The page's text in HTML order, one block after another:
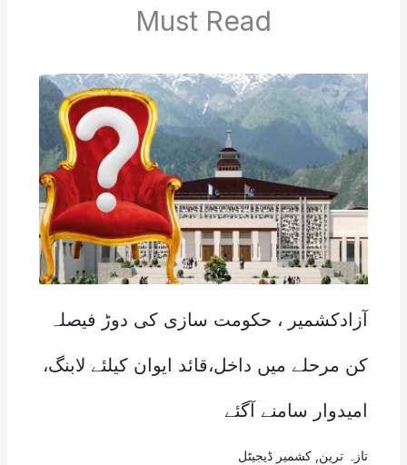
Must Read
آزادکشمیر ، حکومت سازی کی دوڑ فیصلہ
کن مرحلے میں داخل،قائد ایوان کیلئے لابنگ،
امیدوار سامنے آگئے
تازہ ترین کشمیر ڈیجیٹل